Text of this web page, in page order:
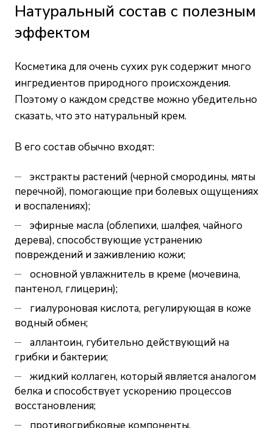
Натуральный состав с полезным
эффектом
Косметика для очень сухих рук содержит много
ингредиентов природного происхождения.
Поэтому о каждом средстве можно убедительно
сказать, что это натуральный крем.
В его состав обычно входят:
экстракты растений (черной смородины, мяты
перечной), помогающие при болевых ощущениях
и воспалениях);
эфирные масла (облепихи, шалфея, чайного
дерева), способствующие устранению
повреждений и заживлению кожи;
основной увлажнитель в креме (мочевина,
пантенол, глицерин);
гиалуроновая кислота, регулирующая в коже
водный обмен;
аллантоин, губительно действующий на
грибки и бактерии;
жидкий коллаген, который является аналогом
белка и способствует ускорению процессов
восстановления;